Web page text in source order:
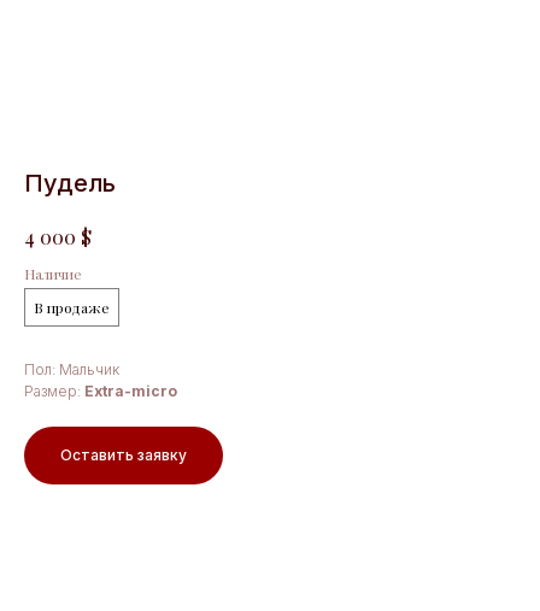
Пудель
4 000 $
Наличие
В продаже
Пол: Мальчик
Размер: Extra-micro
Оставить заявку